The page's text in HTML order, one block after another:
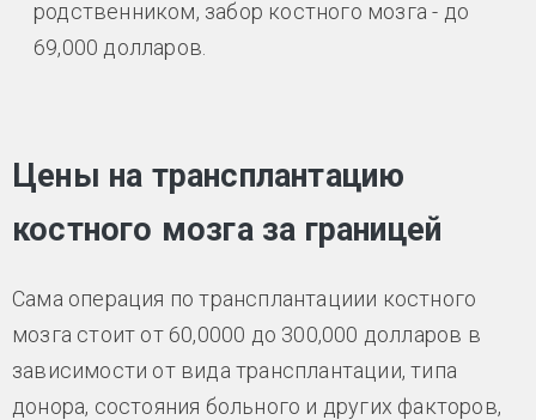
родственником, забор костного мозга - до
69,000 долларов.
Цены на трансплантацию
костного мозга за границей
Сама операция по трансплантациии костного
мозга стоит от 60,0000 до 300,000 долларов в
зависимости от вида трансплантации, типа
донора, состояния больного и других факторов,